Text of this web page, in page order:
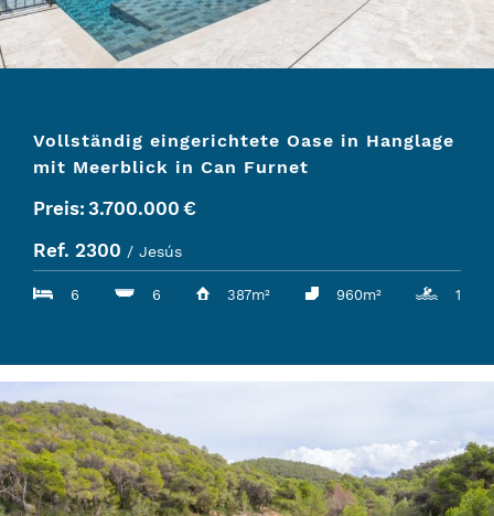
Vollständig eingerichtete Oase in Hanglage
mit Meerblick in Can Furnet
Preis: 3.700.000 €
Ref. 2300 / Jesús
6 6 387m² 960m² 1